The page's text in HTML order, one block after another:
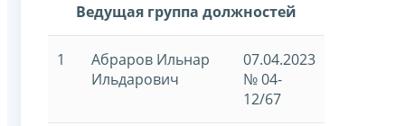
Ведущая группа должностей
1
Абраров Ильнар
Ильдарович
07.04.2023
№ 04-
12/67